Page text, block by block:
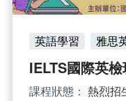
英語學習 雅思
IELTS國際英
課程狀態： 熱烈招